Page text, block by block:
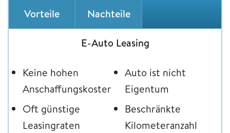
Vorteile Nachteile
E-Auto Leasing
Keine hohen
Anschaffungskosten
Oft günstige
Leasingraten
Auto ist nicht
Eigentum
Beschränkte
Kilometeranzahl